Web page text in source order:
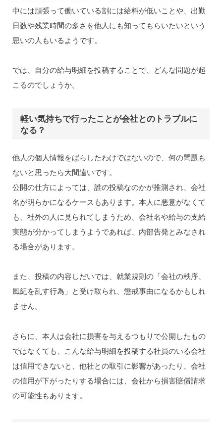
中には頑張って働いている割には給料が低いことや、出勤
日数や残業時間の多さを他人にも知ってもらいたいという
思いの人もいるようです。
では、自分の給与明細を投稿することで、どんな問題が起
こるのでしょうか。
軽い気持ちで行ったことが会社とのトラブルに
なる？
他人の個人情報をばらしたわけではないので、何の問題も
ないと思ったら大間違いです。
公開の仕方によっては、誰の投稿なのかが推測され、会社
名が明らかになるケースもあります。本人に悪意がなくて
も、社外の人に見られてしまうため、会社名や給与の支給
実態が分かってしまうようであれば、内部告発とみなされ
る場合があります。
また、投稿の内容しだいでは、就業規則の「会社の秩序、
風紀を乱す行為」と受け取られ、懲戒事由になるかもしれ
ません。
さらに、本人は会社に損害を与えるつもりで公開したもの
ではなくても、こんな給与明細を投稿する社員のいる会社
は信用できないと、他社との取引に影響があったり、会社
の信用が下がったりする場合には、会社から損害賠償請求
の可能性もあります。